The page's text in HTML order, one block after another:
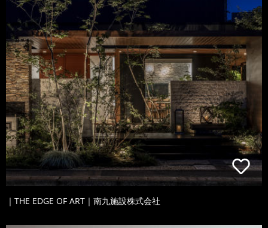
｜THE EDGE OF ART｜南九施設株式会社